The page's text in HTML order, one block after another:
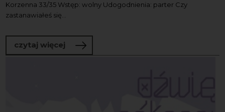
Korzenna 33/35 Wstęp: wolny Udogodnienia: parter Czy
zastanawiałeś się...
czytaj więcej o Bałtyckie Rewizje Soniczne |